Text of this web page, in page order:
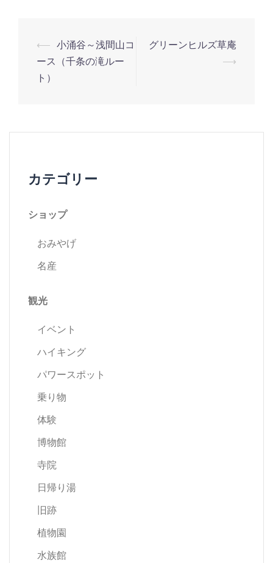
投
稿
ゲ
ョ
ン
⟵ 小涌谷～浅間山コ
ース（千条の滝ルー
ト）
グリーンヒルズ草庵
⟶
カテゴリー
ショップ
おみやげ
名産
観光
イベント
ハイキング
パワースポット
乗り物
体験
博物館
寺院
日帰り湯
旧跡
植物園
水族館